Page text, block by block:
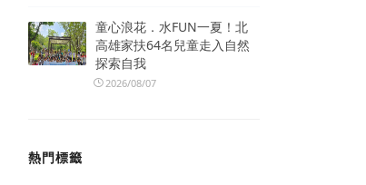
童心浪花．水FUN一夏！北
高雄家扶64名兒童走入自然
探索自我
2026/08/07
熱門標籤